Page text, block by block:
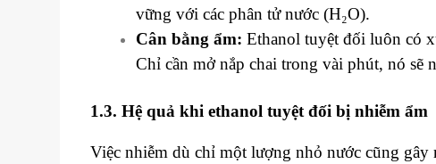
vững với các phân tử nước (H₂O).
Cân bằng ẩm: Ethanol tuyệt đối luôn có
Chỉ cần mở nắp chai trong vài phút, nó
1.3. Hệ quả khi ethanol tuyệt đối bị nhiễm ẩm
Việc nhiễm dù chỉ một lượng nhỏ nước cũng gây